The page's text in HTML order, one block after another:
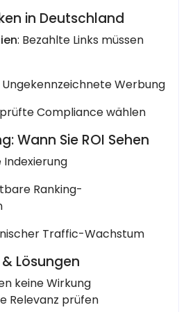
in Deutschland
: Bezahlte Links müssen
Ungekennzeichnete Werbung
Compliance wählen
Wann Sie ROI Sehen
Indexierung
Ranking-
Traffic-Wachstum
Lösungen
keine Wirkung
Relevanz prüfen